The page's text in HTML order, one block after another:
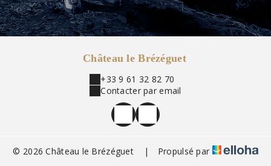
Château le Brézéguet
+33 9 61 32 82 70
Contacter par email
© 2026 Château le Brézéguet | Propulsé par